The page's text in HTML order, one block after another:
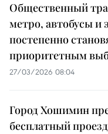
Общественный
метро, автобусы и
постепенно
приоритетным
27/03/2026 08:04
Город Хошимин
бесплатный